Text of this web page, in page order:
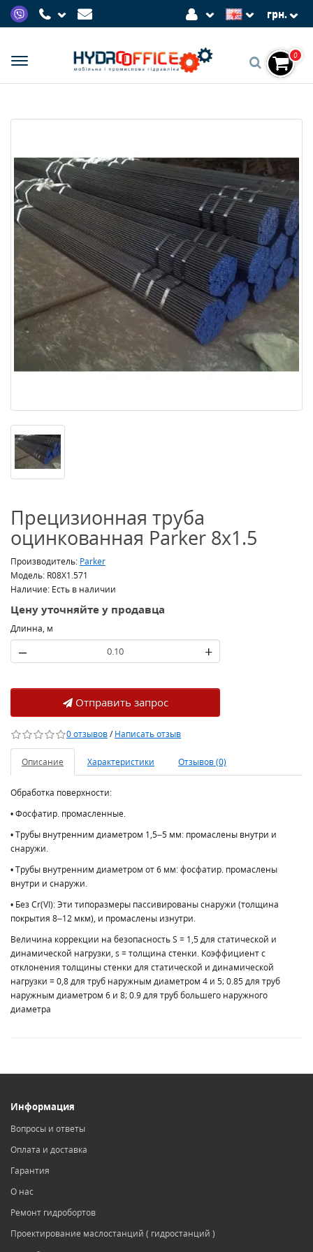
грн.
0
Прецизионная труба
оцинкованная Parker 8x1.5
Производитель: Parker
Модель: R08X1.571
Наличие: Есть в наличии
Цену уточняйте у продавца
Длинна, м
– +
Отправить запрос
0 отзывов/Написать отзыв
Описание Характеристики Отзывов (0)
Обработка поверхности:
• Фосфатир. промасленные.
• Трубы внутренним диаметром 1,5–5 мм: промаслены внутри и
снаружи.
• Трубы внутренним диаметром от 6 мм: фосфатир. промаслены
внутри и снаружи.
• Без Cr(VI): Эти типоразмеры пассивированы снаружи (толщина
покрытия 8–12 мкм), и промаслены изнутри.
Величина коррекции на безопасность S = 1,5 для статической и
динамической нагрузки, s = толщина стенки. Коэффициент c
отклонения толщины стенки для статической и динамической
нагрузки = 0,8 для труб наружным диаметром 4 и 5; 0.85 для труб
наружным диаметром 6 и 8; 0.9 для труб большего наружного
диаметра
Информация
Вопросы и ответы
Оплата и доставка
Гарантия
О нас
Ремонт гидробортов
Проектирование маслостанций ( гидростанций )